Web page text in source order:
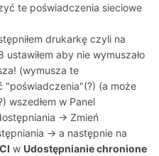
te poświadczenia sieciowe
drukarkę czyli na
ustawiłem aby nie wymuszało
(wymusza te
"poświadczenia"(?) (a może
wszedłem w Panel
-> Zmień
-> a następnie na
w Udostępnianie chronione